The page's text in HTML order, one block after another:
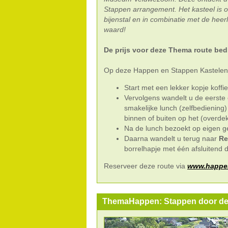
Stappen arrangement. Het kasteel is
bijenstal en in combinatie met de
waard!
De prijs voor deze Thema route
Op deze Happen en Stappen
Start met een lekker kopje
Vervolgens wandelt u de
smakelijke lunch
binnen of buiten op het
Na de lunch bezoekt op eigen
Daarna wandelt u terug naar
borrelhapje met één afsluitend
Reserveer deze route via
ThemaHappen: Stappen door